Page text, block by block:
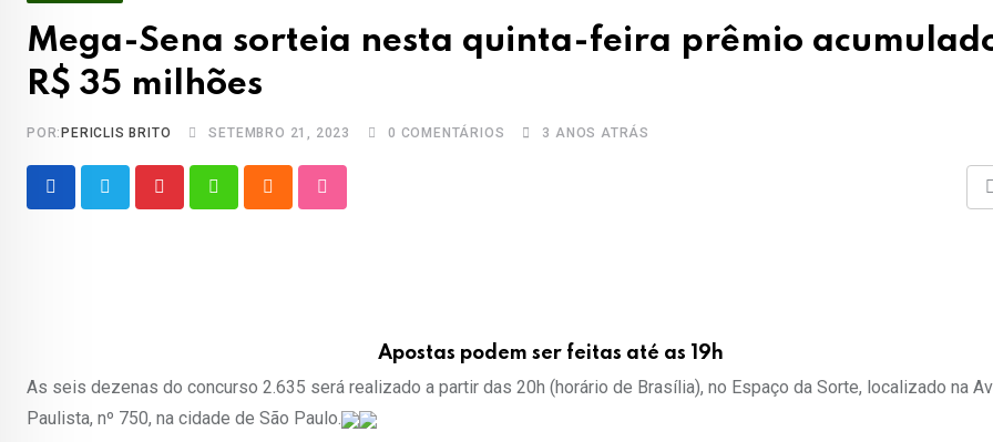
Mega-Sena sorteia nesta quinta-feira prêmio
R$ 35 milhões
POR: PERICLIS BRITO SETEMBRO 21, 2023 0 COMENTÁRIOS 3 ANOS ATRÁS
Apostas podem ser feitas até as 19h
As seis dezenas do concurso 2.635 será realizado a partir das 20h (horário de Brasília), no Espaço da Sorte, localizado na
Paulista, nº 750, na cidade de São Paulo.